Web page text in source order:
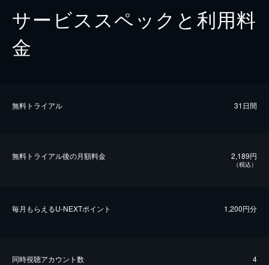
サービススペックと利用料
金
無料トライアル 31日間
無料トライアル後の⽉額料金 2,189円
（税込）
毎⽉もらえるU-NEXTポイント 1,200円分
同時視聴アカウント数 4